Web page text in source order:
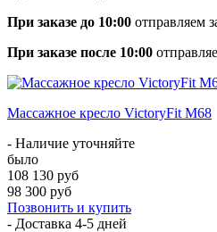
При заказе до 10:00 отправляем
При заказе после 10:00
Массажное кресло VictoryFit M68
- Наличие уточняйте
было
108 130 руб
98 300 руб
Позвонить и купить
- Доставка 4-5 дней